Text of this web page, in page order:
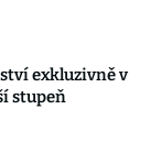
exkluzivně v
stupeň